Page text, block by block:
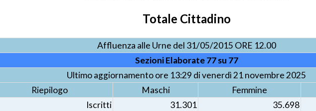
Totale Cittadino
Affluenza alle Urne del 31/05/2015 ORE 12.00
Sezioni Elaborate 77 su 77
Ultimo aggiornamento ore 13:29 di venerdì 21 novembre 2025
Riepilogo
Maschi Femmine
Iscritti
31.301 35.698